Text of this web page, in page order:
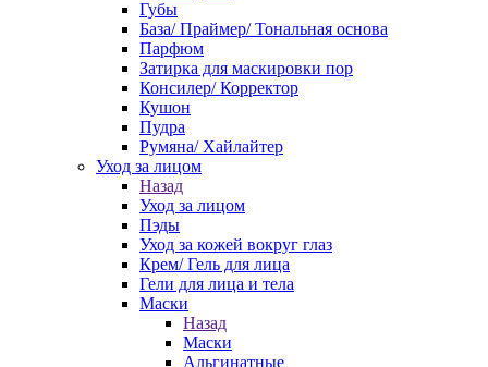
Губы
База/ Праймер/ Тональная основа
Парфюм
Затирка для маскировки пор
Консилер/ Корректор
Кушон
Пудра
Румяна/ Хайлайтер
Уход за лицом
Назад
Уход за лицом
Пэды
Уход за кожей вокруг глаз
Крем/ Гель для лица
Гели для лица и тела
Маски
Назад
Маски
Альгинатные